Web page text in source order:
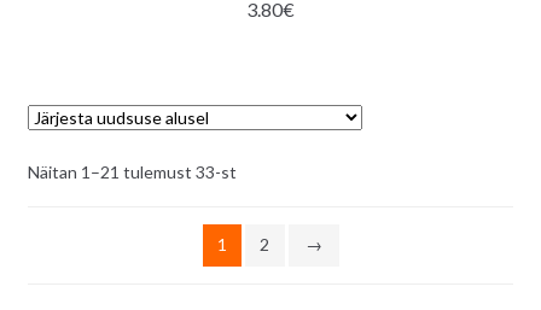
3.80€
Näitan 1–21 tulemust 33-stSorditud
järgi
1
2 →